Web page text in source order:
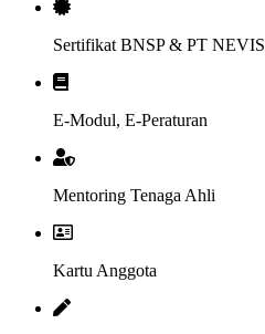
Sertifikat BNSP & PT NEVIS
E-Modul, E-Peraturan
Mentoring Tenaga Ahli
Kartu Anggota